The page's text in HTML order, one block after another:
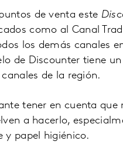
de venta este
como al Canal
los demás canales
de Discounter tiene
de la región.
tener en cuenta que
a hacerlo,
y papel higiénico.